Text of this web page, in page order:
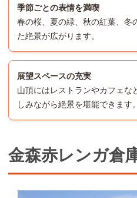
季節ごとの表情を満喫
春の桜、夏の緑、秋の紅葉、冬
た絶景が広がります。
展望スペースの充実
山頂にはレストランやカフェな
しみながら絶景を堪能できます。
金森赤レンガ倉